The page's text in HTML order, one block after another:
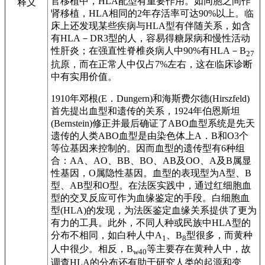
释义
肾移植，HLA相同的2年存活率可达90%以上。临
床上还发现某些疾病与HLA型有伴随关系，如含
有HLA－DR3型的人，容易得糖尿病和慢性活动
性肝炎；在强直性脊椎炎病人中90%有HLA－B27
抗原，而在正常人中仅占7%左右，这在临床诊断
中有实用价值。
1910年邓根(E．Dungern)和海斯费尔德(Hirszfeld)
首先提出血型和遗传的关系，1924年伯恩斯坦
(Bernstein)修正并最后确证了ABO血型系统是先天
遗传的人类ABO血型是由染色体上A．B和O3个
等位基因来控制的。因而血型的遗传型有6种组
合：AA、AO、BB、BO、AB及OO、A及B属显
性基因，O属隐性基因。血型的表现型为A型、B
型、AB型和O型。在法医实践中，通过红细胞血
型的交叉反应可作为血缘鉴定的手段。白细胞血
型(HLA)的发现，为法医鉴定血缘关系提供了更为
有力的工具。此外，不同人种或民族中HLA型的
分布不相同，如白种人中A 1 、B8型很多，而黄种
人中很少。相反，Bw40等主要存在黄种人中，故
调查HLA的分布还有助于研究人类的起源和变